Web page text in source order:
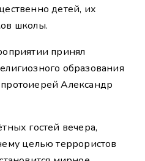
детей, их
школы.
принял
образования
Александр
гостей вечера,
целью террористов